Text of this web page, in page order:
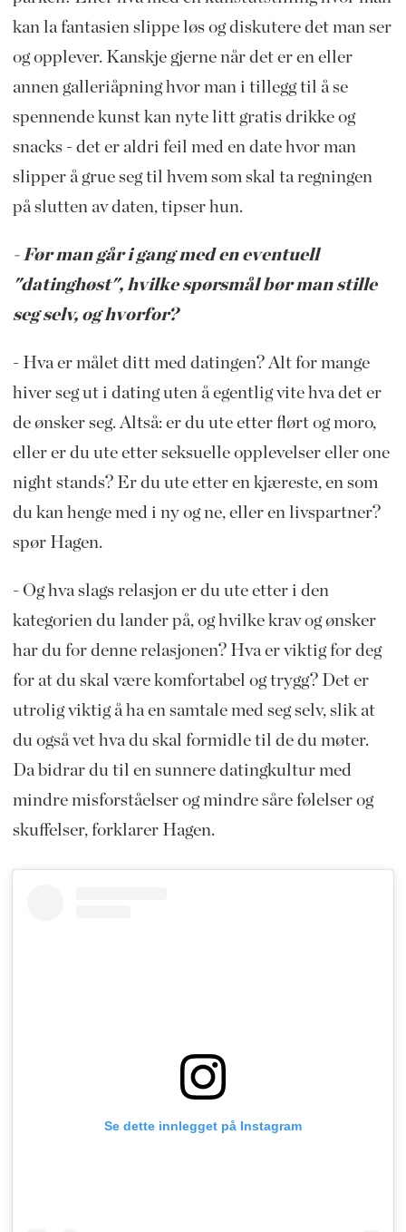
kan la fantasien slippe løs og diskutere det man ser
og opplever. Kanskje gjerne når det er en eller
annen galleriåpning hvor man i tillegg til å se
spennende kunst kan nyte litt gratis drikke og
snacks - det er aldri feil med en date hvor man
slipper å grue seg til hvem som skal ta regningen
på slutten av daten, tipser hun.
- Før man går i gang med en eventuell
"datinghøst", hvilke spørsmål bør man stille
seg selv, og hvorfor?
- Hva er målet ditt med datingen? Alt for mange
hiver seg ut i dating uten å egentlig vite hva det er
de ønsker seg. Altså: er du ute etter flørt og moro,
eller er du ute etter seksuelle opplevelser eller one
night stands? Er du ute etter en kjæreste, en som
du kan henge med i ny og ne, eller en livspartner?
spør Hagen.
- Og hva slags relasjon er du ute etter i den
kategorien du lander på, og hvilke krav og ønsker
har du for denne relasjonen? Hva er viktig for deg
for at du skal være komfortabel og trygg? Det er
utrolig viktig å ha en samtale med seg selv, slik at
du også vet hva du skal formidle til de du møter.
Da bidrar du til en sunnere datingkultur med
mindre misforståelser og mindre såre følelser og
skuffelser, forklarer Hagen.
Se dette innlegget på Instagram